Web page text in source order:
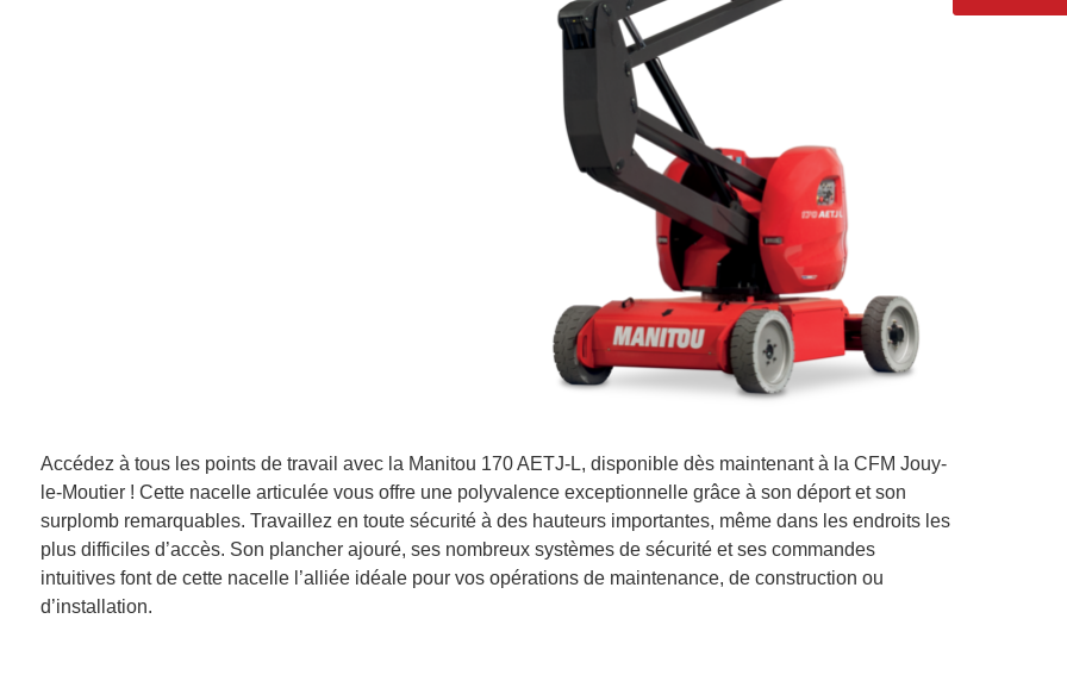
Accédez à tous les points de travail avec la Manitou 170 AETJ-L, disponible dès maintenant à la CFM Jouy-
le-Moutier ! Cette nacelle articulée vous offre une polyvalence exceptionnelle grâce à son déport et son
surplomb remarquables. Travaillez en toute sécurité à des hauteurs importantes, même dans les endroits les
plus difficiles d’accès. Son plancher ajouré, ses nombreux systèmes de sécurité et ses commandes
intuitives font de cette nacelle l’alliée idéale pour vos opérations de maintenance, de construction ou
d’installation.